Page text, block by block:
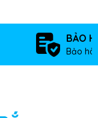
BẢO
Bảo